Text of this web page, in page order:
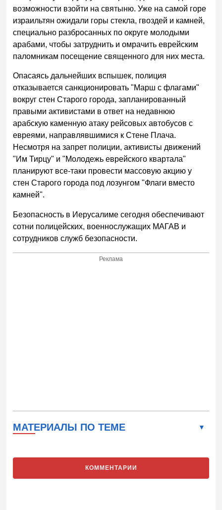
возможности взойти на святыню. Уже на самой горе
израильтян ожидали горы стекла, гвоздей и камней,
специально разбросанных по округе молодыми
арабами, чтобы затруднить и омрачить еврейским
паломникам посещение священного для них места.
Опасаясь дальнейших вспышек, полиция
отказывается санкционировать "Марш с флагами"
вокруг стен Старого города, запланированный
правыми активистами в ответ на недавнюю
арабскую каменную атаку рейсовых автобусов с
евреями, направлявшимися к Стене Плача.
Несмотря на запрет полиции, активисты движений
"Им Тирцу" и "Молодежь еврейского квартала"
планируют все-таки провести массовую акцию у
стен Старого города под лозунгом "Флаги вместо
камней".
Безопасность в Иерусалиме сегодня обеспечивают
сотни полицейских, военнослужащих МАГАВ и
сотрудников служб безопасности.
Реклама
МАТЕРИАЛЫ ПО ТЕМЕ
КОММЕНТАРИИ